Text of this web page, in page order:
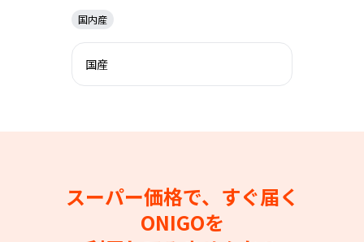
国内産
国産
スーパー価格で、すぐ届く
ONIGOを